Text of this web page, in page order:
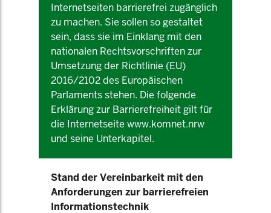
Internetseiten barrierefrei zugänglich
zu machen. Sie sollen so gestaltet
sein, dass sie im Einklang mit den
nationalen Rechtsvorschriften zur
Umsetzung der Richtlinie (EU)
2016/2102 des Europäischen
Parlaments stehen. Die folgende
Erklärung zur Barrierefreiheit gilt für
die Internetseite www.komnet.nrw
und seine Unterkapitel.
Stand der Vereinbarkeit mit den
Anforderungen zur barrierefreien
Informationstechnik